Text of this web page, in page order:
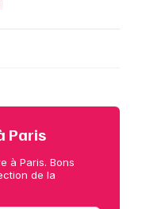
Paris
à Paris. Bons
de la